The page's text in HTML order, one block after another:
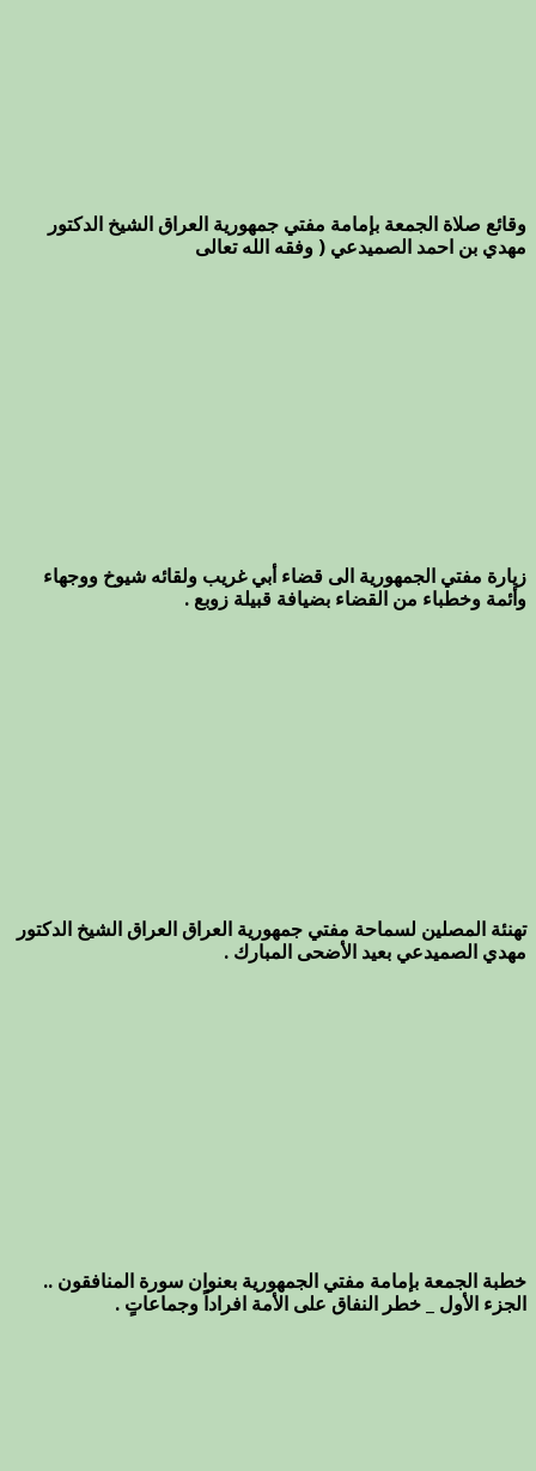
وقائع صلاة الجمعة بإمامة مفتي جمهورية العراق الشيخ الدكتور
مهدي بن احمد الصميدعي ( وفقه الله تعالى
زيارة مفتي الجمهورية الى قضاء أبي غريب ولقائه شيوخ ووجهاء
وأئمة وخطباء من القضاء بضيافة قبيلة زوبع .
تهنئة المصلين لسماحة مفتي جمهورية العراق العراق الشيخ الدكتور
مهدي الصميدعي بعيد الأضحى المبارك .
خطبة الجمعة بإمامة مفتي الجمهورية بعنوان سورة المنافقون ..
الجزء الأول _ خطر النفاق على الأمة افراداً وجماعاتٍ .